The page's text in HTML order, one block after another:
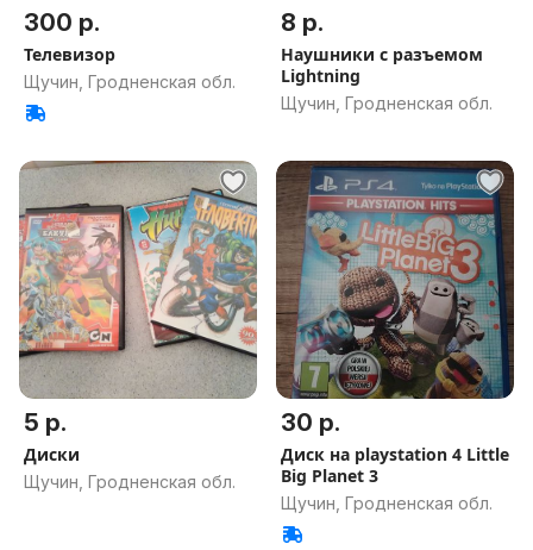
300 р.
Телевизор
Щучин, Гродненская обл.
8 р.
Наушники с разъемом
Lightning
Щучин, Гродненская обл.
5 р.
Диски
Щучин, Гродненская обл.
30 р.
Диск на playstation 4 Little
Big Planet 3
Щучин, Гродненская обл.